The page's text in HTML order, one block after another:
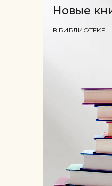
Новые
В БИБЛИОТЕКЕ